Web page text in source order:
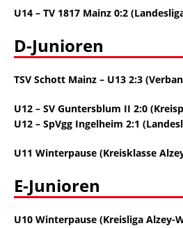
U14 – TV 1817 Mainz 0:2
D-Junioren
TSV Schott Mainz – U13 2:3
U12 – SV Guntersblum II 2:0
U12 – SpVgg Ingelheim 2:1
U11 Winterpause (Kreisklasse
E-Junioren
U10 Winterpause (Kreisliga Alzey-